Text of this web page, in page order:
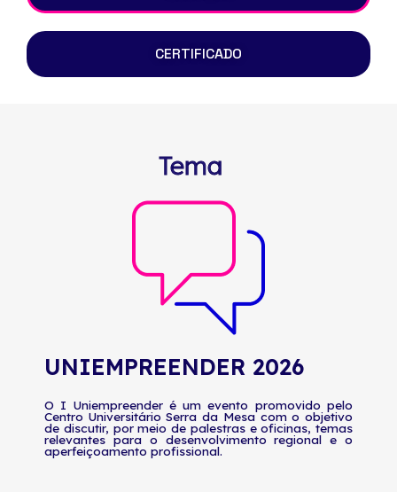
CERTIFICADO
Tema
UNIEMPREENDER 2026
O I Uniempreender é um evento promovido pelo
Centro Universitário Serra da Mesa com o objetivo
de discutir, por meio de palestras e oficinas, temas
relevantes para o desenvolvimento regional e o
aperfeiçoamento profissional.